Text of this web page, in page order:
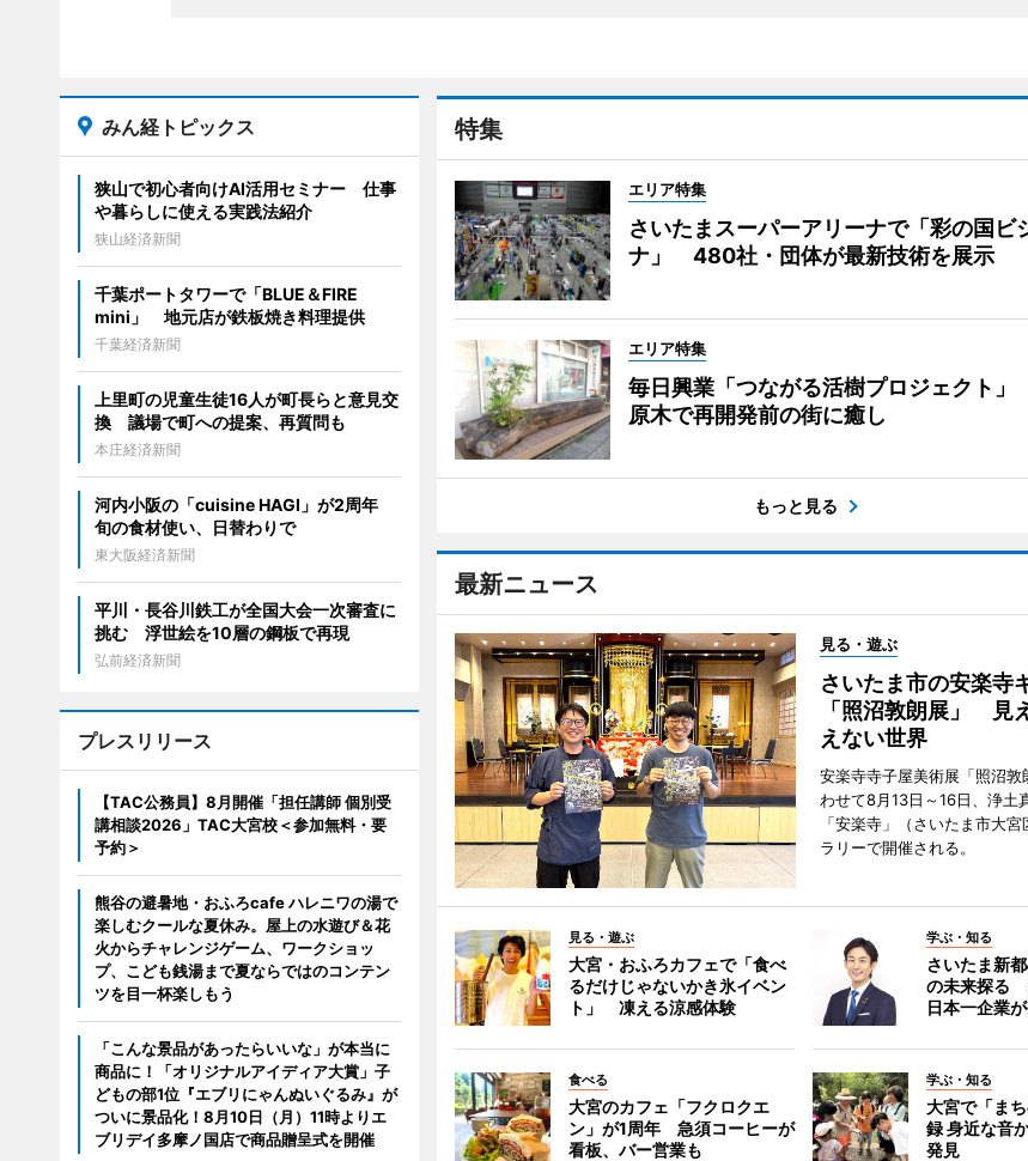
特集
エリア特集
さいたまスーパーアリーナで「彩の国ビ
ナ」 480社・団体が最新技術を展示
エリア特集
毎日興業「つながる活樹プロジェクト
原木で再開発前の街に癒し
もっと見る
最新ニュース
見る・遊ぶ
さいたま市の安楽寺
「照沼敦朗展」 見
えない世界
安楽寺寺子屋美術展「照沼敦
わせて8月13日～16日、浄土
「安楽寺」（さいたま市大
ラリーで開催される。
見る・遊ぶ
大宮・おふろカフェで「食べ
るだけじゃないかき氷イベン
ト」 凍える涼感体験
学ぶ・知る
さいたま新
の未来探る
日本一企業
食べる
大宮のカフェ「フクロクエ
ン」が1周年 急須コーヒーが
看板、バー営業も
学ぶ・知る
大宮で「ま
録 身近な音
発見
みん経トピックス
狭山で初心者向けAI活用セミナー 仕事
や暮らしに使える実践法紹介
狭山経済新聞
千葉ポートタワーで「BLUE＆FIRE
mini」 地元店が鉄板焼き料理提供
千葉経済新聞
上里町の児童生徒16人が町長らと意見交
換 議場で町への提案、再質問も
本庄経済新聞
河内小阪の「cuisine HAGI」が2周年
旬の食材使い、日替わりで
東大阪経済新聞
平川・長谷川鉄工が全国大会一次審査に
挑む 浮世絵を10層の鋼板で再現
弘前経済新聞
プレスリリース
【TAC公務員】8月開催「担任講師 個別受
講相談2026」TAC大宮校＜参加無料・要
予約＞
熊谷の避暑地・おふろcafe ハレニワの湯で
楽しむクールな夏休み。屋上の水遊び＆花
火からチャレンジゲーム、ワークショッ
プ、こども銭湯まで夏ならではのコンテン
ツを目一杯楽しもう
「こんな景品があったらいいな」が本当に
商品に！「オリジナルアイディア大賞」子
どもの部1位『エブリにゃんぬいぐるみ』が
ついに景品化！8月10日（月）11時よりエ
ブリデイ多摩ノ国店で商品贈呈式を開催